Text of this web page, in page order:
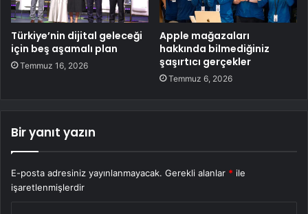
Türkiye’nin dijital geleceği
için beş aşamalı plan
Temmuz 16, 2026
Apple mağazaları
hakkında bilmediğiniz
şaşırtıcı gerçekler
Temmuz 6, 2026
Bir yanıt yazın
E-posta adresiniz yayınlanmayacak. Gerekli alanlar * ile
işaretlenmişlerdir